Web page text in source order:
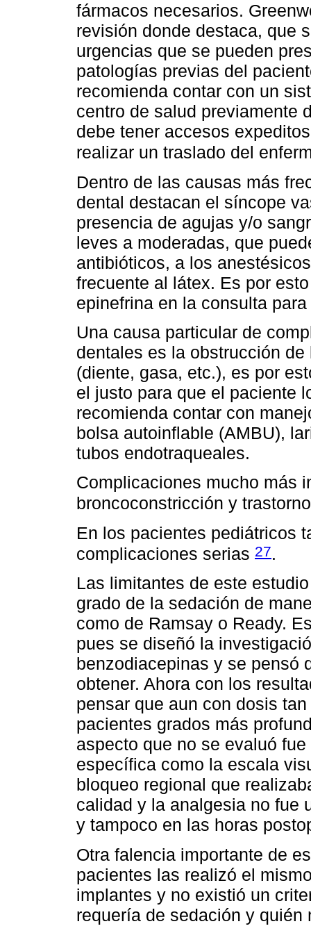
fármacos necesarios.
revisión donde destaca, que
urgencias que se pueden
patologías previas del
recomienda contar con un
centro de salud previamente
debe tener accesos
realizar un traslado del
Dentro de las causas más
dental destacan el síncope
presencia de agujas y/o
leves a moderadas, que
antibióticos, a los
frecuente al látex. Es por
epinefrina en la consulta
Una causa particular de
dentales es la obstrucción
(diente, gasa, etc.), es por
el justo para que el paciente
recomienda contar con
bolsa autoinflable (AMBU),
tubos endotraqueales.
Complicaciones mucho más
broncoconstricción y
En los pacientes pediátricos
complicaciones serias 27.
Las limitantes de este
grado de la sedación de
como de Ramsay o Ready.
pues se diseñó la
benzodiacepinas y se pensó
obtener. Ahora con los
pensar que aun con dosis
pacientes grados más
aspecto que no se evaluó
específica como la escala
bloqueo regional que
calidad y la analgesia no fue
y tampoco en las horas
Otra falencia importante de
pacientes las realizó el
implantes y no existió un
requería de sedación y quién